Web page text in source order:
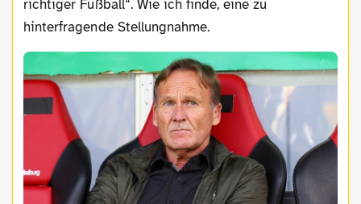
richtiger Fußball“. Wie ich finde, eine zu
hinterfragende Stellungnahme.